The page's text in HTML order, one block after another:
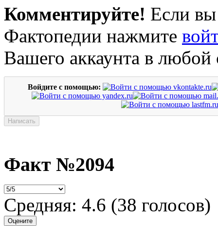
Комментируйте! Если вы
Фактопедии нажмите
Вашего аккаунта в любой
Войдите с помощью:
Факт №2094
Средняя: 4.6 (38 голосов)